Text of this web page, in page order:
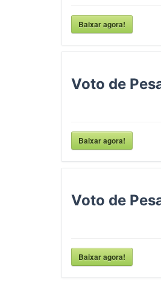
Baixar agora!
Voto de
Baixar agora!
Voto de
Baixar agora!